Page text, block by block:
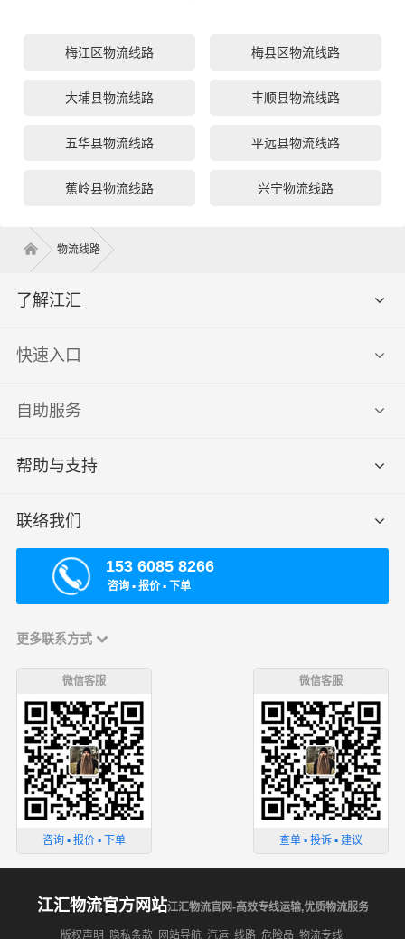
梅江区物流线路 梅县区物流线路
大埔县物流线路 丰顺县物流线路
五华县物流线路 平远县物流线路
蕉岭县物流线路 兴宁物流线路
物流线路
了解江汇
快速入口
自助服务
帮助与支持
联络我们
153 6085 8266
咨询 ▪ 报价 ▪ 下单
更多联系方式
微信客服
咨询 ▪ 报价 ▪ 下单
微信客服
查单 ▪ 投诉 ▪ 建议
江汇物流官方网站江汇物流官网-高效专线运输,优质物流服务
版权声明 隐私条款 网站导航 汽运 线路 危险品 物流专线